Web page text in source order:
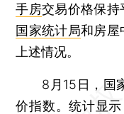
手房交易价格保持
国家统计局和房屋
上述情况。
8月15日，国家
价指数。统计显